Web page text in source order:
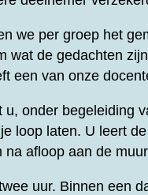
we per groep het
wat de gedachten
een van onze
u, onder begeleiding
loop laten. U leert
afloop aan de
uur. Binnen een